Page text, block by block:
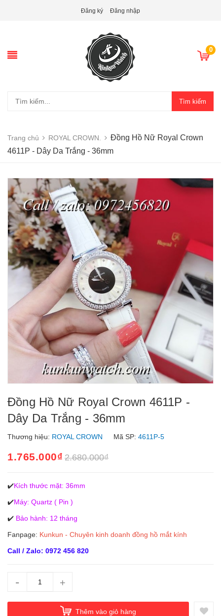
Đăng ký Đăng nhập
0
Tìm kiếm
Trang chủ ROYAL CROWN.
Đồng Hồ Nữ Royal Crown
4611P - Dây Da Trắng - 36mm
Đồng Hồ Nữ Royal Crown 4611P -
Dây Da Trắng - 36mm
Thương hiệu: ROYAL CROWN Mã SP: 4611P-5
1.765.000₫ 2.680.000₫
✔️Kích thước mặt: 36mm
✔️Máy: Quartz ( Pin )
✔️ Bảo hành: 12 tháng
Fanpage: Kunkun - Chuyên kinh doanh đồng hồ mắt kính
Call / Zalo: 0972 456 820
- +
Thêm vào giỏ hàng